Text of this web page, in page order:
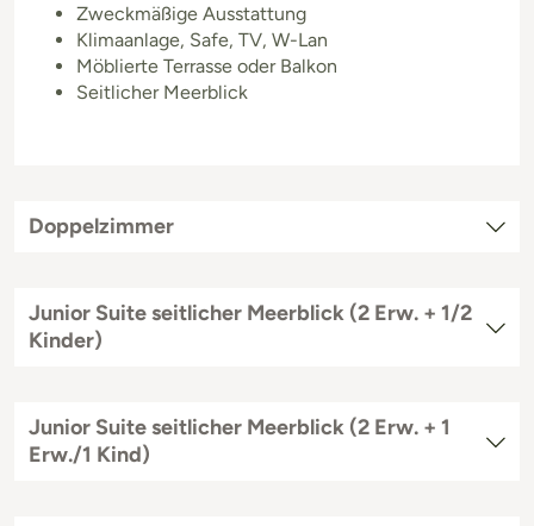
Zweckmäßige Ausstattung
Klimaanlage, Safe, TV, W-Lan
Möblierte Terrasse oder Balkon
Seitlicher Meerblick
Doppelzimmer
Junior Suite seitlicher Meerblick (2 Erw. + 1/2
Kinder)
Junior Suite seitlicher Meerblick (2 Erw. + 1
Erw./1 Kind)